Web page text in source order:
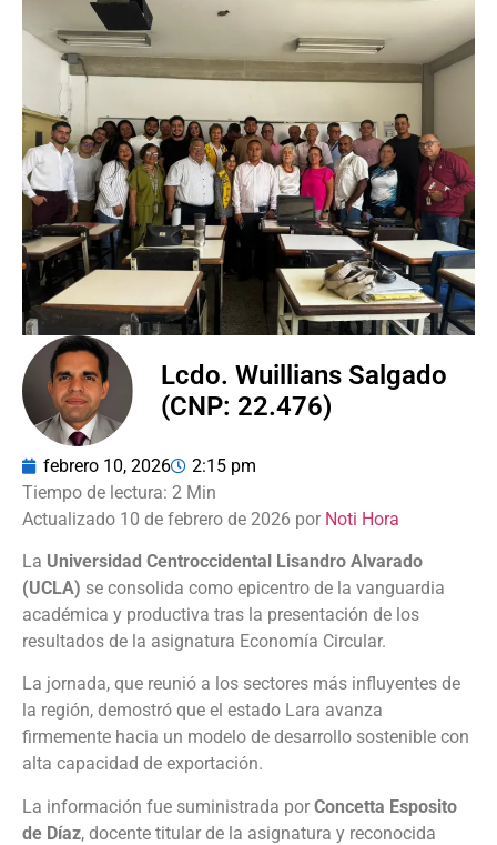
Lcdo. Wuillians Salgado
(CNP: 22.476)
febrero 10, 2026 2:15 pm
Actualizado 10 de febrero de 2026 por Noti Hora
La Universidad Centroccidental Lisandro Alvarado
(UCLA) se consolida como epicentro de la vanguardia
académica y productiva tras la presentación de los
resultados de la asignatura Economía Circular.
La jornada, que reunió a los sectores más influyentes de
la región, demostró que el estado Lara avanza
firmemente hacia un modelo de desarrollo sostenible con
alta capacidad de exportación.
La información fue suministrada por Concetta Esposito
de Díaz, docente titular de la asignatura y reconocida